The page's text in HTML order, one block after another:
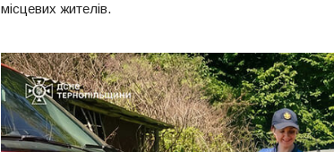
місцевих жителів.